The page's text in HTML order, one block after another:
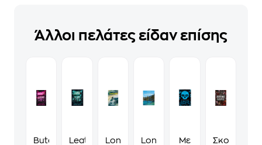
Άλλοι πελάτες είδαν επίσης
Butcher
Leather
Lonely
Lonely
Με
Σκοτεινός